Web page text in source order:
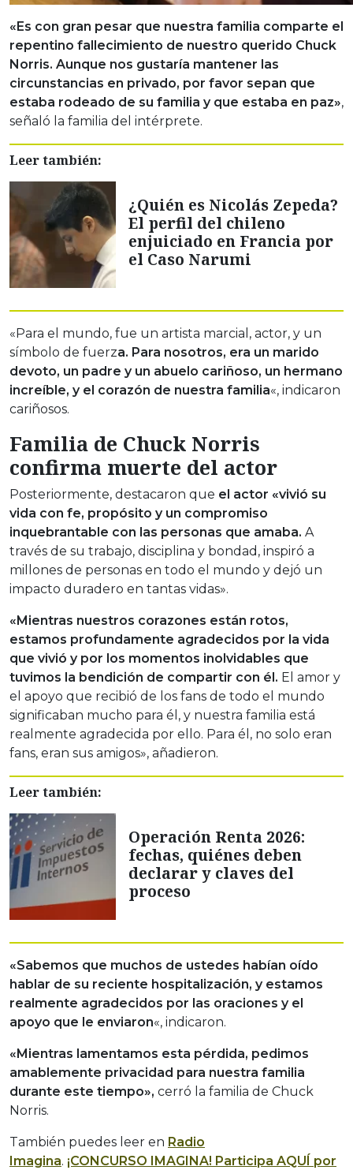
«Es con gran pesar que nuestra familia comparte el
repentino fallecimiento de nuestro querido Chuck
Norris. Aunque nos gustaría mantener las
circunstancias en privado, por favor sepan que
estaba rodeado de su familia y que estaba en paz»,
señaló la familia del intérprete.
Leer también:
¿Quién es Nicolás Zepeda?
El perfil del chileno
enjuiciado en Francia por
el Caso Narumi
«Para el mundo, fue un artista marcial, actor, y un
símbolo de fuerza. Para nosotros, era un marido
devoto, un padre y un abuelo cariñoso, un hermano
increíble, y el corazón de nuestra familia«, indicaron
cariñosos.
Familia de Chuck Norris
confirma muerte del actor
Posteriormente, destacaron que el actor «vivió su
vida con fe, propósito y un compromiso
inquebrantable con las personas que amaba. A
través de su trabajo, disciplina y bondad, inspiró a
millones de personas en todo el mundo y dejó un
impacto duradero en tantas vidas».
«Mientras nuestros corazones están rotos,
estamos profundamente agradecidos por la vida
que vivió y por los momentos inolvidables que
tuvimos la bendición de compartir con él. El amor y
el apoyo que recibió de los fans de todo el mundo
significaban mucho para él, y nuestra familia está
realmente agradecida por ello. Para él, no solo eran
fans, eran sus amigos», añadieron.
Leer también:
Operación Renta 2026:
fechas, quiénes deben
declarar y claves del
proceso
«Sabemos que muchos de ustedes habían oído
hablar de su reciente hospitalización, y estamos
realmente agradecidos por las oraciones y el
apoyo que le enviaron«, indicaron.
«Mientras lamentamos esta pérdida, pedimos
amablemente privacidad para nuestra familia
durante este tiempo», cerró la familia de Chuck
Norris.
También puedes leer en Radio
Imagina. ¡CONCURSO IMAGINA! Participa AQUÍ por